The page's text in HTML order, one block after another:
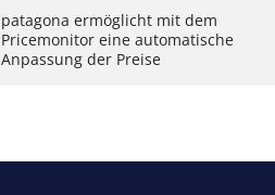
patagona ermöglicht mit dem
Pricemonitor eine automatische
Anpassung der Preise